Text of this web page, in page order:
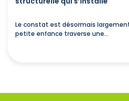
Le constat est désormais
petite enfance traverse une...